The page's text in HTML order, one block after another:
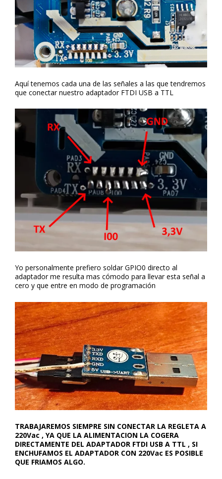
Aquí tenemos cada una de las señales a las que tendremos
que conectar nuestro adaptador FTDI USB a TTL
Yo personalmente prefiero soldar GPIO0 directo al
adaptador me resulta mas cómodo para llevar esta señal a
cero y que entre en modo de programación
TRABAJAREMOS SIEMPRE SIN CONECTAR LA REGLETA A
220Vac , YA QUE LA ALIMENTACION LA COGERA
DIRECTAMENTE DEL ADAPTADOR FTDI USB A TTL , SI
ENCHUFAMOS EL ADAPTADOR CON 220Vac ES POSIBLE
QUE FRIAMOS ALGO.